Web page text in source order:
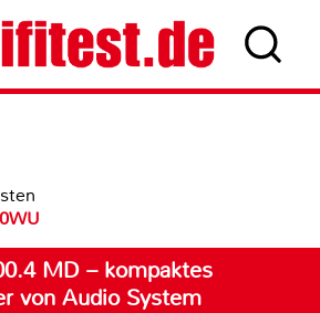
MD – kompaktes
von Audio System